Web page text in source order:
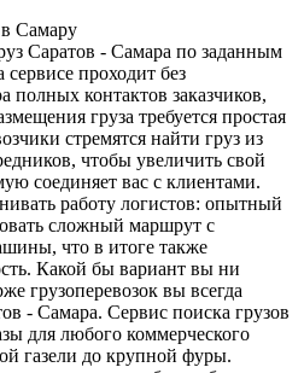
Самару
Саратов - Самара по заданным
проходит без
полных контактов заказчиков,
груза требуется простая
стремятся найти груз из
чтобы увеличить свой
соединяет вас с клиентами.
работу логистов: опытный
сложный маршрут с
что в итоге также
Какой бы вариант вы ни
грузоперевозок вы всегда
- Самара. Сервис поиска грузов
для любого коммерческого
газели до крупной фуры.